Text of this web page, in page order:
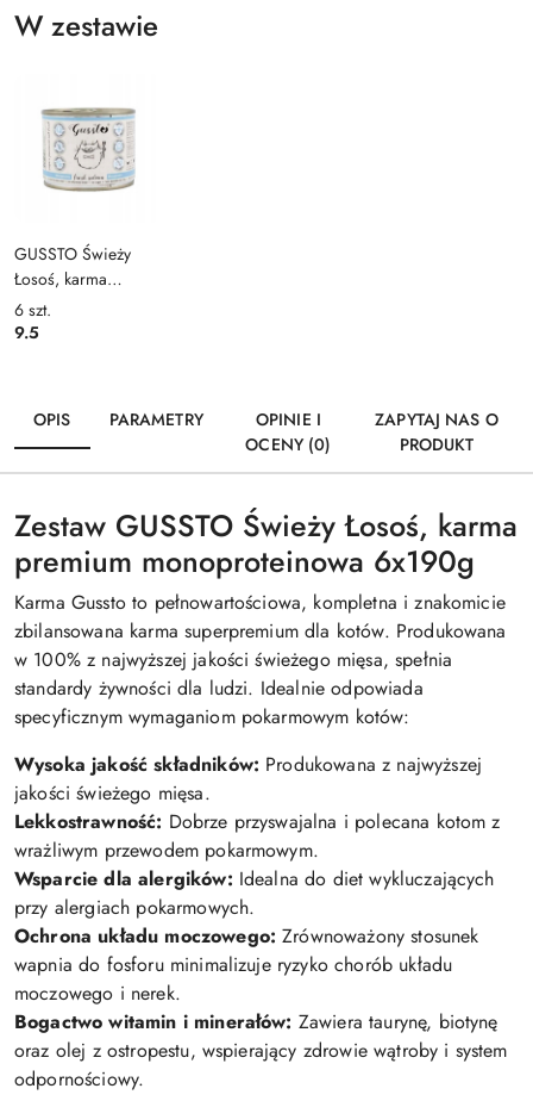
W zestawie
GUSSTO Świeży
Łosoś, karma
premium
monoproteinowa
6 szt.
9.5
OPIS PARAMETRY
OPINIE I
OCENY (0)
ZAPYTAJ NAS O
PRODUKT
Zestaw GUSSTO Świeży Łosoś, karma
premium monoproteinowa 6x190g
Karma Gussto to pełnowartościowa, kompletna i znakomicie
zbilansowana karma superpremium dla kotów. Produkowana
w 100% z najwyższej jakości świeżego mięsa, spełnia
standardy żywności dla ludzi. Idealnie odpowiada
specyficznym wymaganiom pokarmowym kotów:
Wysoka jakość składników: Produkowana z najwyższej
jakości świeżego mięsa.
Lekkostrawność: Dobrze przyswajalna i polecana kotom z
wrażliwym przewodem pokarmowym.
Wsparcie dla alergików: Idealna do diet wykluczających
przy alergiach pokarmowych.
Ochrona układu moczowego: Zrównoważony stosunek
wapnia do fosforu minimalizuje ryzyko chorób układu
moczowego i nerek.
Bogactwo witamin i minerałów: Zawiera taurynę, biotynę
oraz olej z ostropestu, wspierający zdrowie wątroby i system
odpornościowy.